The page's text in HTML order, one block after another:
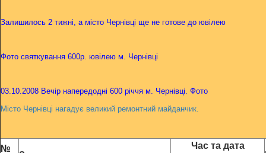
Залишилось 2 тижні, а місто Чернівці ще не готове до ювілею
Фото святкування 600р. ювілею м. Чернівці
03.10.2008 Вечір напередодні 600 річчя м. Чернівці. Фото
Місто Чернівці нагадує великий ремонтний майданчик.
№
Час та дата